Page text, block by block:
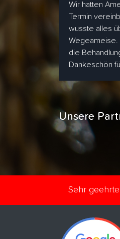
Wir hatten
Termin
wusste alles
Wegeameise.
die
Dankeschön
Unsere
Sehr